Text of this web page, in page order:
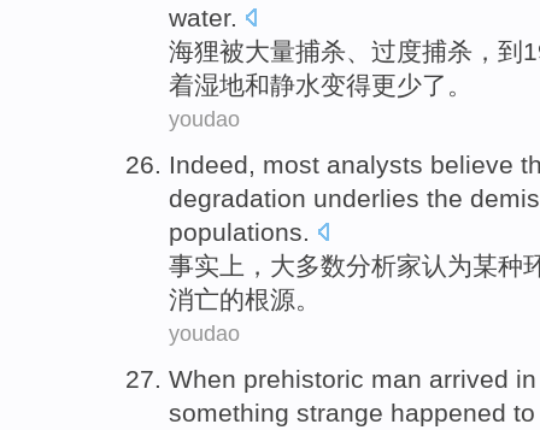
water.
海狸被大量捕杀、过度捕杀，到
着湿地和静水变得更少了 。
youdao
Indeed, most analysts believe
degradation underlies the
populations.
事实上 ， 大多数分析家认为某种
消亡的根源。
youdao
When prehistoric man arrived
something strange happened